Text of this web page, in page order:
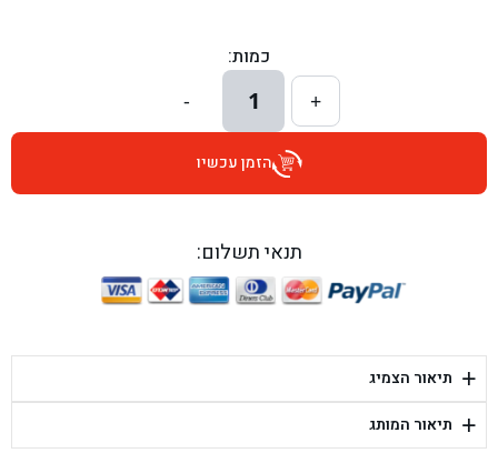
בן גל - הרצל 6, גדרה - גדרה
בן גל - שדרות דוד בן גוריון 8, באר שבע - באר שבע
בן גל - היובלים 26, הוד השרון - הוד השרון
בן גל - יפת 88, תל אביב יפו - תל אביב
בן גל - דור אלון הר טוב - בית שמש
כמות:
+
1
-
הזמן עכשיו
תנאי תשלום:
+ תיאור הצמיג
+ תיאור המותג